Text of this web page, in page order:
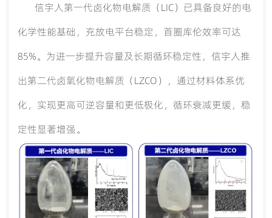
信宇人第一代卤化物电解质（LIC）已具备良好的电
化学性能基础，充放电平台稳定，首圈库伦效率可达
85%。为进一步提升容量及长期循环稳定性，信宇人推
出第二代卤氧化物电解质（LZCO），通过材料体系优
化，实现更高可逆容量和更低极化，循环衰减更缓，稳
定性显著增强。